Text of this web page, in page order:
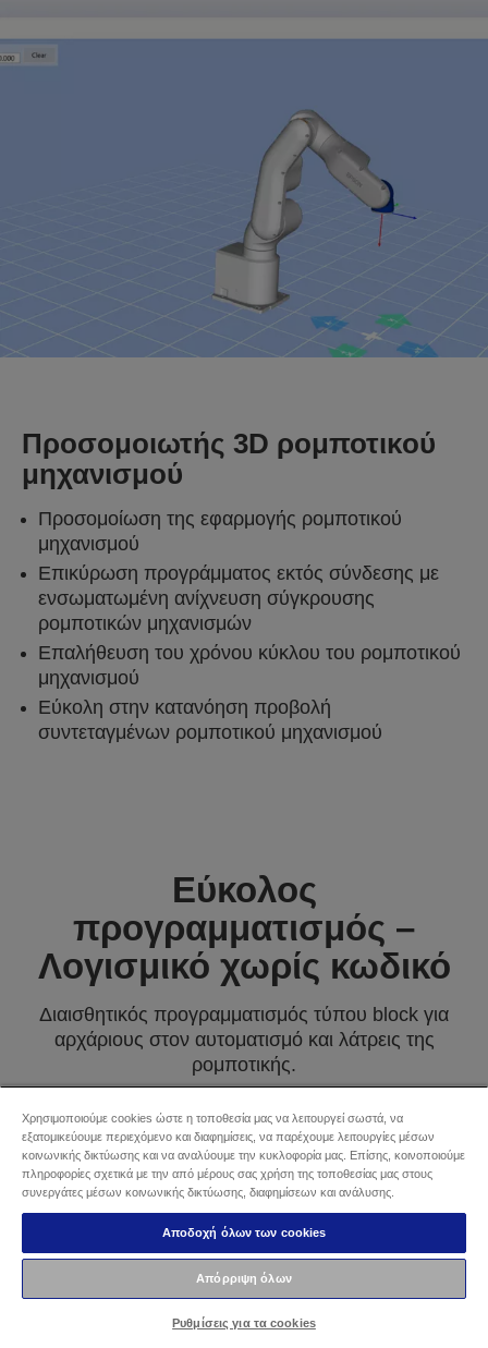
Προσομοιωτής 3D ρομποτικού
μηχανισμού
Προσομοίωση της εφαρμογής ρομποτικού
μηχανισμού
Επικύρωση προγράμματος εκτός σύνδεσης με
ενσωματωμένη ανίχνευση σύγκρουσης
ρομποτικών μηχανισμών
Επαλήθευση του χρόνου κύκλου του ρομποτικού
μηχανισμού
Εύκολη στην κατανόηση προβολή
συντεταγμένων ρομποτικού μηχανισμού
Εύκολος
προγραμματισμός –
Λογισμικό χωρίς κωδικό
Διαισθητικός προγραμματισμός τύπου block για
αρχάριους στον αυτοματισμό και λάτρεις της
ρομποτικής.
καλή αρχή στον προγραμματισμό ρομποτικών
μηχανισμών, και επιπλέον μπορείτε να κάνετε
εξαγωγή σε πρόγραμμα βάσει γραμμών (SPEL+).
Χρησιμοποιούμε cookies ώστε η τοποθεσία μας να λειτουργεί σωστά, να
εξατομικεύουμε περιεχόμενο και διαφημίσεις, να παρέχουμε λειτουργίες μέσων
κοινωνικής δικτύωσης και να αναλύουμε την κυκλοφορία μας. Επίσης, κοινοποιούμε
πληροφορίες σχετικά με την από μέρους σας χρήση της τοποθεσίας μας στους
συνεργάτες μέσων κοινωνικής δικτύωσης, διαφημίσεων και ανάλυσης.
Αποδοχή όλων των cookies
Απόρριψη όλων
Ρυθμίσεις για τα cookies